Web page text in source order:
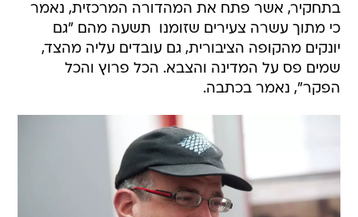
בתחקיר, אשר פתח את המהדורה המרכזית, נאמר
כי מתוך עשרה צעירים שזומנו  תשעה מהם "גם
יונקים מהקופה הציבורית, גם עובדים עליה מהצד,
שמים פס על המדינה והצבא. הכל פרוץ והכל
הפקר", נאמר בכתבה.